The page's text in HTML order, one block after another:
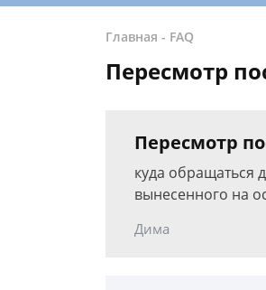
Главная - FAQ
Пересмотр
Пересмотр
куда обращаться
вынесенного на
Дима